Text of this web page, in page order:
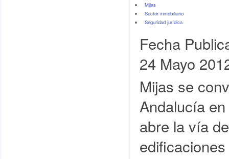
Mijas
Sector inmobiliario
Seguridad jurídica
Fecha
24 Mayo
Mijas se
Andalucía
abre la vía
edificaciones